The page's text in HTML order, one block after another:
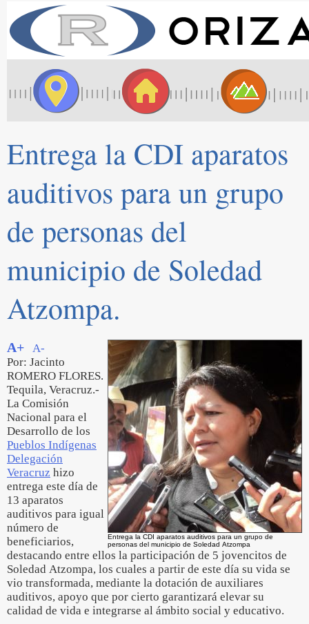
Entrega la CDI aparatos
auditivos para un grupo
de personas del
municipio de Soledad
Atzompa.
Entrega la CDI aparatos auditivos para un grupo de
personas del municipio de Soledad Atzompa
A+
A-
Por: Jacinto
ROMERO FLORES.
Tequila, Veracruz.-
La Comisión
Nacional para el
Desarrollo de los
Pueblos Indígenas
Delegación
Veracruz hizo
entrega este día de
13 aparatos
auditivos para igual
número de
beneficiarios,
destacando entre ellos la participación de 5 jovencitos de
Soledad Atzompa, los cuales a partir de este día su vida se
vio transformada, mediante la dotación de auxiliares
auditivos, apoyo que por cierto garantizará elevar su
calidad de vida e integrarse al ámbito social y educativo.